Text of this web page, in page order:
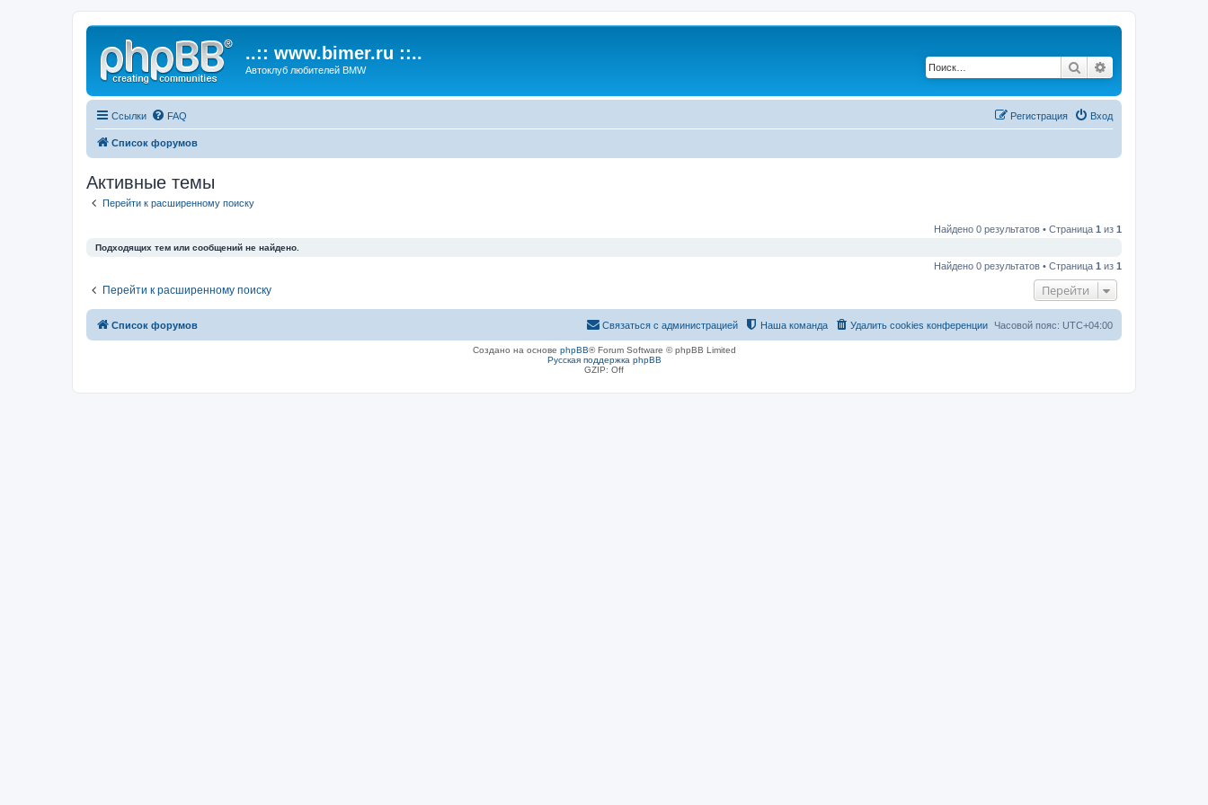
..:: www.bimer.ru ::..
Автоклуб любителей BMW Поиск
Ссылки FAQ Вход
Регистрация
Список форумов
Активные темы
Перейти к расширенному поиску
Найдено 0 результатов • Страница 1 из 1
Подходящих тем или сообщений не найдено.
Найдено 0 результатов • Страница 1 из 1
Перейти к расширенному поиску Перейти
Список форумов Часовой пояс: UTC+04:00
Удалить cookies конференции
Наша команда
Связаться с администрацией
Создано на основе phpBB® Forum Software © phpBB Limited
Русская поддержка phpBB
GZIP: Off